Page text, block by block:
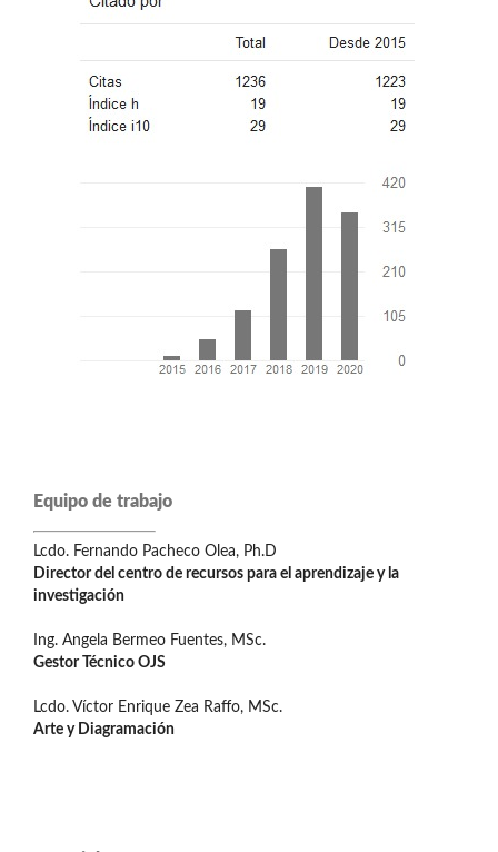
Equipo de trabajo
Lcdo. Fernando Pacheco Olea, Ph.D
Director del centro de recursos para el aprendizaje y la
investigación
Ing. Angela Bermeo Fuentes, MSc.
Gestor Técnico OJS
Lcdo. Víctor Enrique Zea Raffo, MSc.
Arte y Diagramación